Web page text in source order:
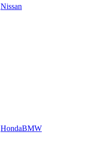
Nissan
HondaBMW